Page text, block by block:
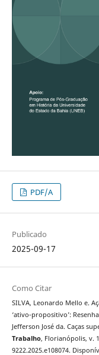
PDF/A
Publicado
2025-09-17
Como Citar
SILVA, Leonardo Mello e.
‘ativo-propositivo’:
Jefferson José da. Caças
Trabalho, Florianópolis, v.
9222.2025.e108074.